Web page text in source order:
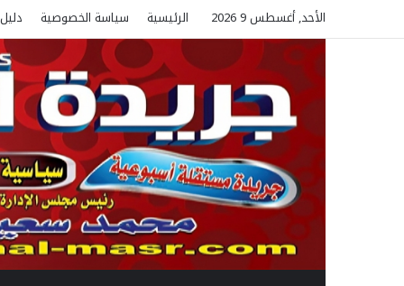
الأحد, أغسطس 9 2026 الرئيسية سياسة الخصوصية